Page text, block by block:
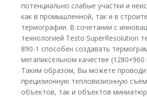
потенциально слабые участки и
как в промышленной, так и в
термографии. В сочетании с
технологией Testo SuperResolution
890-1 способен создавать
мегапиксельном качестве (1280×960
Таким образом, Вы можете
прецизионную тепловизионную
объектов, так и объектов